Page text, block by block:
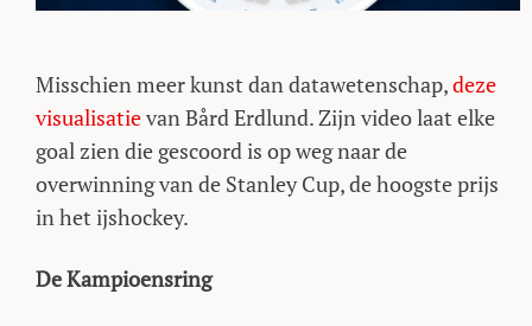
Misschien meer kunst dan datawetenschap,deze
visualisatievan Bård Erdlund. Zijn video laat elke
goal zien die gescoord is op weg naar de
overwinning van de Stanley Cup, de hoogste prijs
in het ijshockey.
De Kampioensring